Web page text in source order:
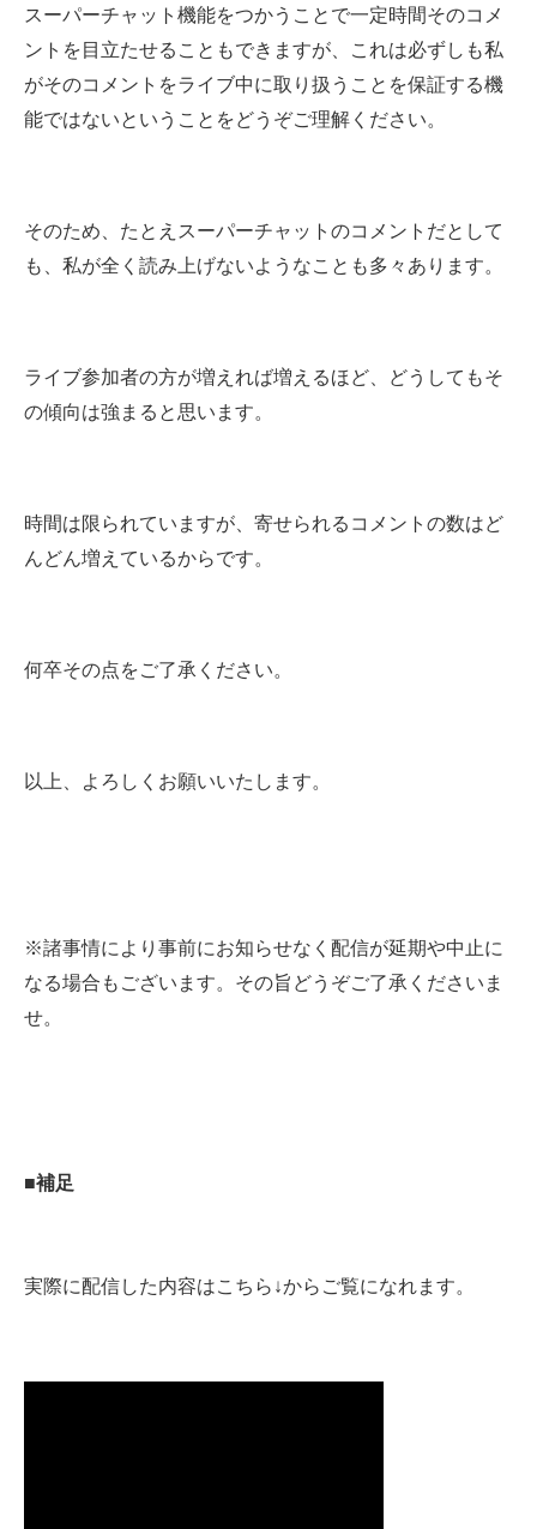
スーパーチャット機能をつかうことで一定時間そのコメ
ントを目立たせることもできますが、これは必ずしも私
がそのコメントをライブ中に取り扱うことを保証する機
能ではないということをどうぞご理解ください。
そのため、たとえスーパーチャットのコメントだとして
も、私が全く読み上げないようなことも多々あります。
ライブ参加者の方が増えれば増えるほど、どうしてもそ
の傾向は強まると思います。
時間は限られていますが、寄せられるコメントの数はど
んどん増えているからです。
何卒その点をご了承ください。
以上、よろしくお願いいたします。
※諸事情により事前にお知らせなく配信が延期や中止に
なる場合もございます。その旨どうぞご了承くださいま
せ。
■補足
実際に配信した内容はこちら↓からご覧になれます。